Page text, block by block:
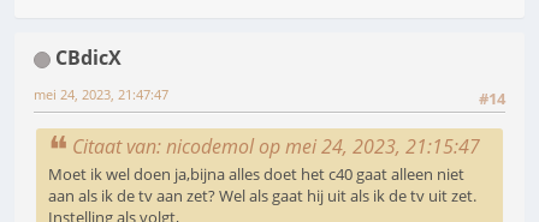
CBdicX
#14
mei 24, 2023, 21:47:47
Citaat van: nicodemol op mei 24, 2023, 21:15:47
Moet ik wel doen ja,bijna alles doet het c40 gaat alleen niet
aan als ik de tv aan zet? Wel als gaat hij uit als ik de tv uit zet.
Instelling als volgt,